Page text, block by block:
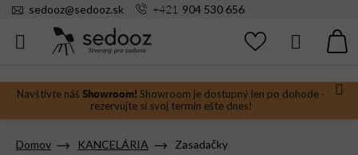
Prejsť
Navštívte náš Showroom! Showroom je dostupný len po dohode -
rezervujte si svoj termín ešte dnes!
sedooz@sedooz.sk +421 904 530 656
Hľadať
Domov KANCELÁRIA Zasadačky